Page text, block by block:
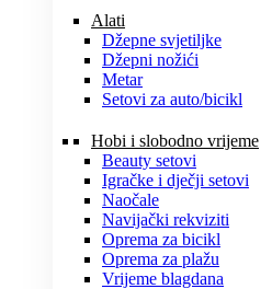
Alati
Džepne svjetiljke
Džepni nožići
Metar
Setovi za auto/bicikl
Hobi i slobodno vrijeme
Beauty setovi
Igračke i dječji setovi
Naočale
Navijački rekviziti
Oprema za bicikl
Oprema za plažu
Vrijeme blagdana